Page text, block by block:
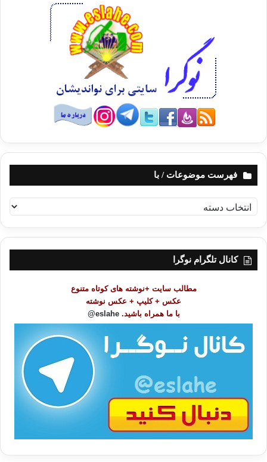
فهرست موضوعات / با
ه
ر
کانال تلگرام نوگرا
مطالب سایت +نوشته های کوتاه متنوع
عکس + کلیپ + عکس نوشته
با ما همراه باشید. eslahe@